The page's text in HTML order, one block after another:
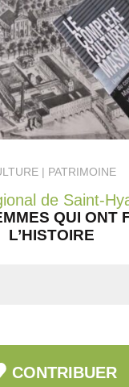
PATRIMOINE
de Saint-
QUI ONT
L’HISTOIRE
CONTRIBUER